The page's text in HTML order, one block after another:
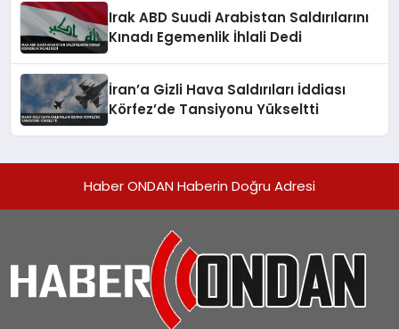
Irak ABD Suudi Arabistan Saldırılarını
Kınadı Egemenlik İhlali Dedi
İran’a Gizli Hava Saldırıları İddiası
Körfez’de Tansiyonu Yükseltti
Haber ONDAN Haberin Doğru Adresi